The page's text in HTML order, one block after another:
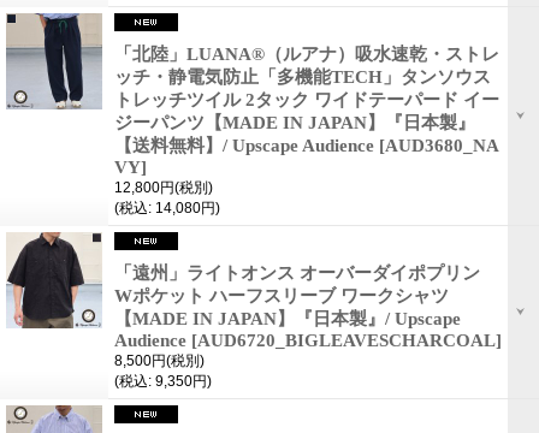
「北陸」LUANA®︎（ルアナ）吸水速乾・ストレ
ッチ・静電気防止「多機能TECH」タンソウス
トレッチツイル 2タック ワイドテーパード イー
ジーパンツ【MADE IN JAPAN】『日本製』
【送料無料】/ Upscape Audience [AUD3680_NA
VY]
12,800円(税別)
(税込: 14,080円)
「遠州」ライトオンス オーバーダイポプリン
Wポケット ハーフスリーブ ワークシャツ
【MADE IN JAPAN】『日本製』/ Upscape
Audience [AUD6720_BIGLEAVESCHARCOAL]
8,500円(税別)
(税込: 9,350円)